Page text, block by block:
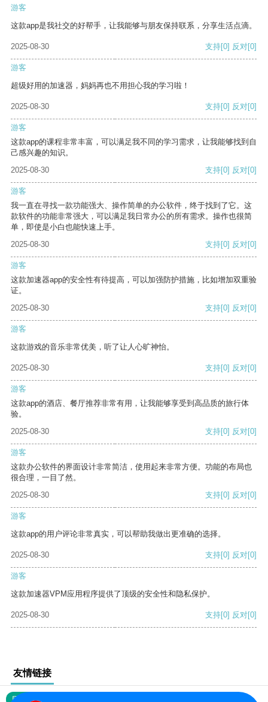
游客
这款app是我社交的好帮手，让我能够与朋友保持联系，分享生活点滴。
2025-08-30 支持[0] 反对[0]
游客
超级好用的加速器，妈妈再也不用担心我的学习啦！
2025-08-30 支持[0] 反对[0]
游客
这款app的课程非常丰富，可以满足我不同的学习需求，让我能够找到自
己感兴趣的知识。
2025-08-30
支持[0] 反对[0]
游客
我一直在寻找一款功能强大、操作简单的办公软件，终于找到了它。这
款软件的功能非常强大，可以满足我日常办公的所有需求。操作也很简
单，即使是小白也能快速上手。
2025-08-30
支持[0] 反对[0]
游客
这款加速器app的安全性有待提高，可以加强防护措施，比如增加双重验
证。
2025-08-30
支持[0] 反对[0]
游客
这款游戏的音乐非常优美，听了让人心旷神怡。
2025-08-30 支持[0] 反对[0]
游客
这款app的酒店、餐厅推荐非常有用，让我能够享受到高品质的旅行体
验。
2025-08-30
支持[0] 反对[0]
游客
这款办公软件的界面设计非常简洁，使用起来非常方便。功能的布局也
很合理，一目了然。
2025-08-30
支持[0] 反对[0]
游客
这款app的用户评论非常真实，可以帮助我做出更准确的选择。
2025-08-30 支持[0] 反对[0]
游客
这款加速器VPM应用程序提供了顶级的安全性和隐私保护。
2025-08-30 支持[0] 反对[0]
友情链接
网站地图